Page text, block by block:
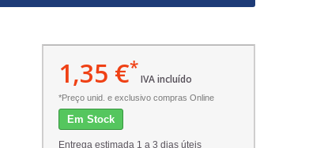
1,35 €*
IVA incluído
*Preço unid. e exclusivo compras Online
Em Stock
Entrega estimada 1 a 3 dias úteis